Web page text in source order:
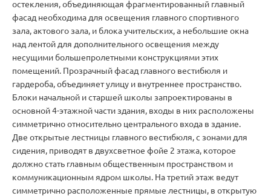
остекления, объединяющая фрагментированный главный
фасад необходима для освещения главного спортивного
зала, актового зала, и блока учительских, а небольшие окна
над лентой для дополнительного освещения между
несущими большепролетными конструкциями этих
помещений. Прозрачный фасад главного вестибюля и
гардероба, объединяет улицу и внутреннее пространство.
Блоки начальной и старшей школы запроектированы в
основной 4-этажной части здания, входы в них расположены
симметрично относительно центрального входа в здание.
Две открытые лестницы главного вестибюля, с зонами для
сидения, приводят в двухсветное фойе 2 этажа, которое
должно стать главным общественным пространством и
коммуникационным ядром школы. На третий этаж ведут
симметрично расположенные прямые лестницы, в открытую